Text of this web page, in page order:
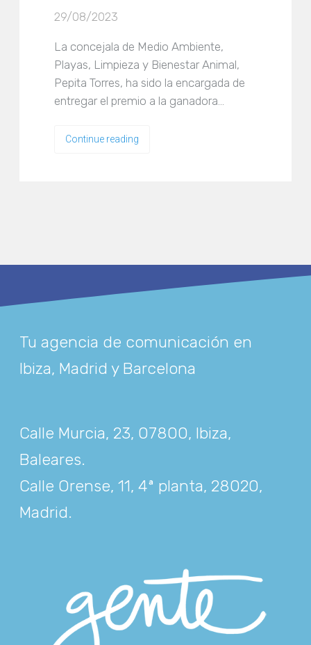
29/08/2023
La concejala de Medio Ambiente,
Playas, Limpieza y Bienestar Animal,
Pepita Torres, ha sido la encargada de
entregar el premio a la ganadora…
Continue reading
Tu agencia de comunicación en
Ibiza, Madrid y Barcelona
Calle Murcia, 23, 07800, Ibiza,
Baleares.
Calle Orense, 11, 4ª planta, 28020,
Madrid.